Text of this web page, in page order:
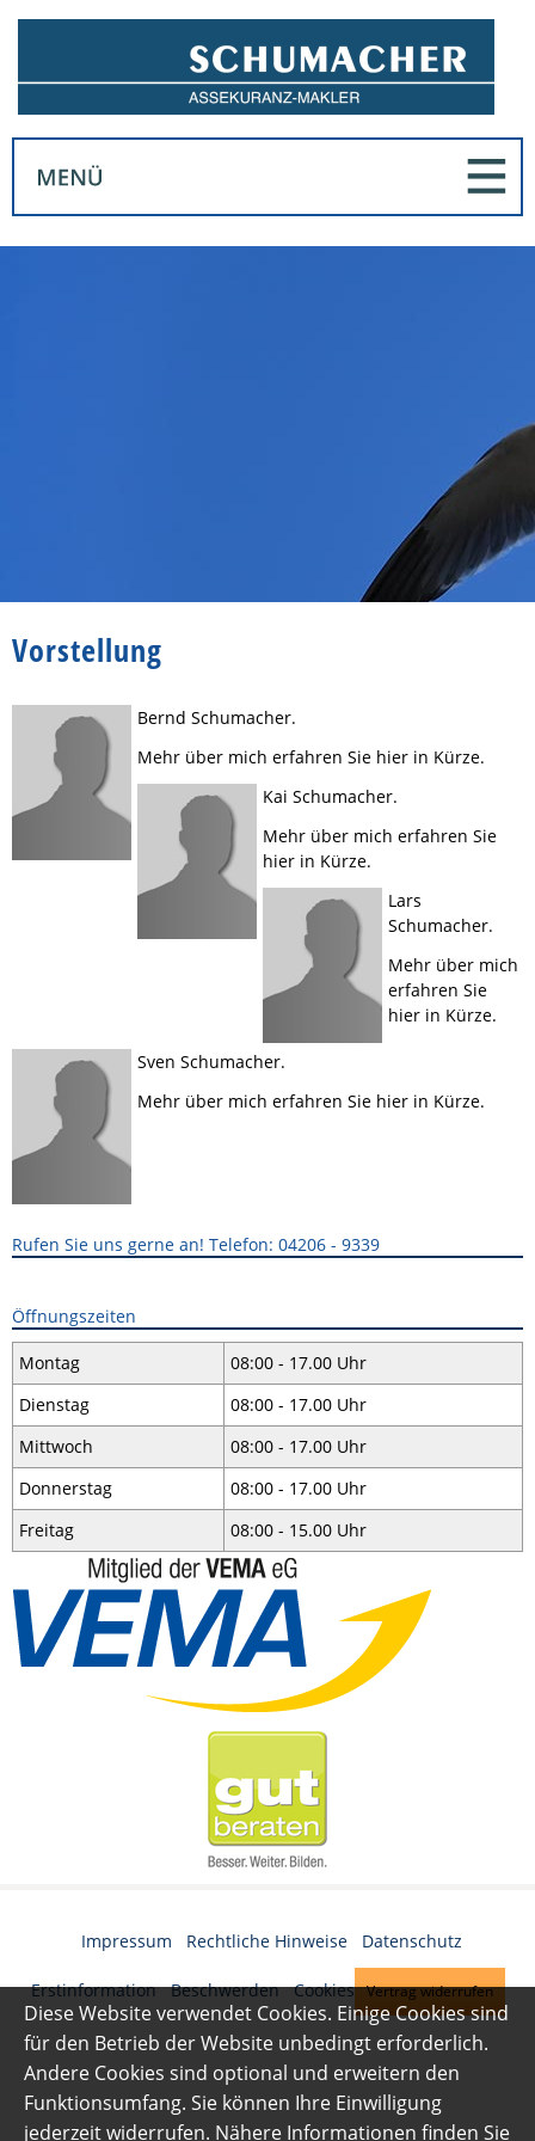
Vorstellung
Bernd Schumacher.
Mehr über mich erfahren Sie hier in Kürze.
Kai Schumacher.
Mehr über mich erfahren Sie
hier in Kürze.
Lars
Schumacher.
Mehr über mich
erfahren Sie
hier in Kürze.
Sven Schumacher.
Mehr über mich erfahren Sie hier in Kürze.
Rufen Sie uns gerne an! Telefon: 04206 - 9339
Öffnungszeiten
Montag
08:00 - 17.00 Uhr
Dienstag
08:00 - 17.00 Uhr
Mittwoch
08:00 - 17.00 Uhr
Donnerstag
08:00 - 17.00 Uhr
Freitag
08:00 - 15.00 Uhr
Impressum Rechtliche Hinweise Datenschutz
Erstinformation·Beschwerden·Cookies Vertrag widerrufen
Diese Website verwendet Cookies. Einige Cookies sind
für den Betrieb der Website unbedingt erforderlich.
Andere Cookies sind optional und erweitern den
Funktionsumfang. Sie können Ihre Einwilligung
jederzeit widerrufen. Nähere Informationen finden Sie